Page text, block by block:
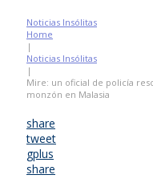
Noticias Insólitas
Home
|
Noticias Insólitas
|
Mire: un oficial de policía
monzón en Malasia
share
tweet
gplus
share